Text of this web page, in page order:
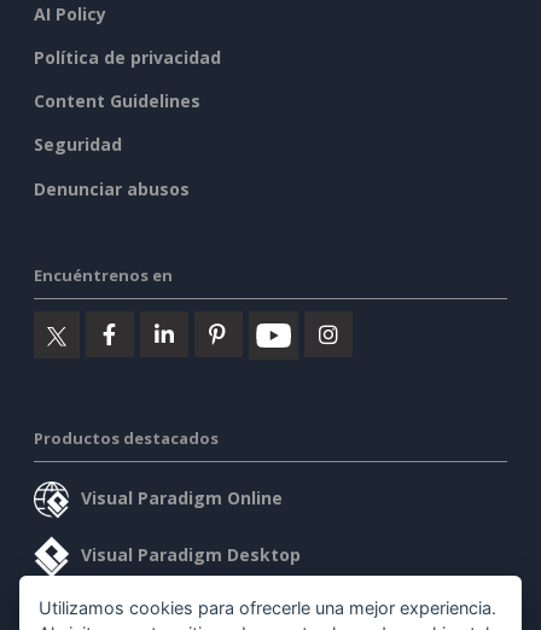
AI Policy
Política de privacidad
Content Guidelines
Seguridad
Denunciar abusos
Encuéntrenos en
Productos destacados
Visual Paradigm Online
Visual Paradigm Desktop
Utilizamos cookies para ofrecerle una mejor experiencia.